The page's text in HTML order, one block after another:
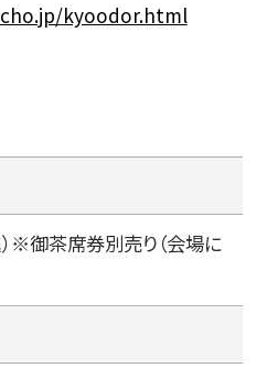
kyoodor.html
※御茶席券別売り（会場に